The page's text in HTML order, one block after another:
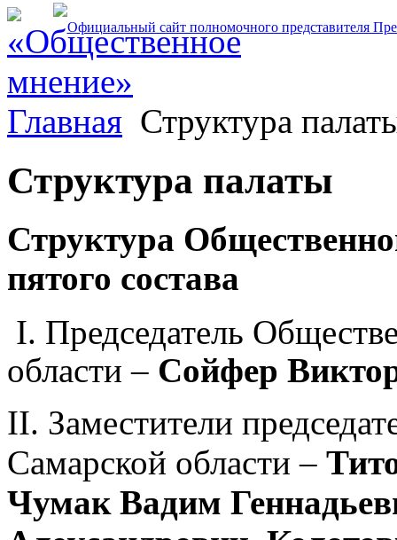
Главная Структура
Структура палаты
Структура
пятого состава
I. Председатель
области – Сойфер
II. Заместители
Самарской области –
Чумак Вадим